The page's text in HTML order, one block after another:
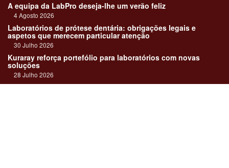
A equipa da LabPro deseja-lhe um verão feliz
4 Agosto 2026
Laboratórios de prótese dentária: obrigações legais e
aspetos que merecem particular atenção
30 Julho 2026
Kuraray reforça portefólio para laboratórios com novas
soluções
28 Julho 2026
"Devemos encarar cada caso como uma história construída